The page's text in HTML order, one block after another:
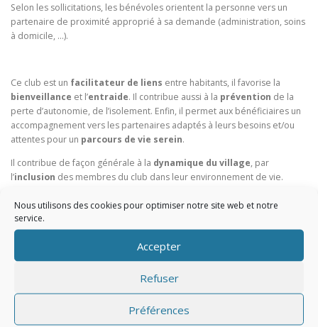
Nous utilisons des cookies pour optimiser notre site web et notre
service.
Accepter
Refuser
Préférences
Selon les sollicitations, les bénévoles orientent la personne vers un
partenaire de proximité approprié à sa demande (administration, soins
à domicile, …).
Ce club est un facilitateur de liens entre habitants, il favorise la
bienveillance et l’entraide. Il contribue aussi à la prévention de la
perte d’autonomie, de l’isolement. Enfin, il permet aux bénéficiaires un
accompagnement vers les partenaires adaptés à leurs besoins et/ou
attentes pour un parcours de vie serein.
Il contribue de façon générale à la dynamique du village, par
l’inclusion des membres du club dans leur environnement de vie.